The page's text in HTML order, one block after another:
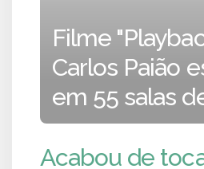
Filme
Carlos Paião
em 55 salas
Acabou de